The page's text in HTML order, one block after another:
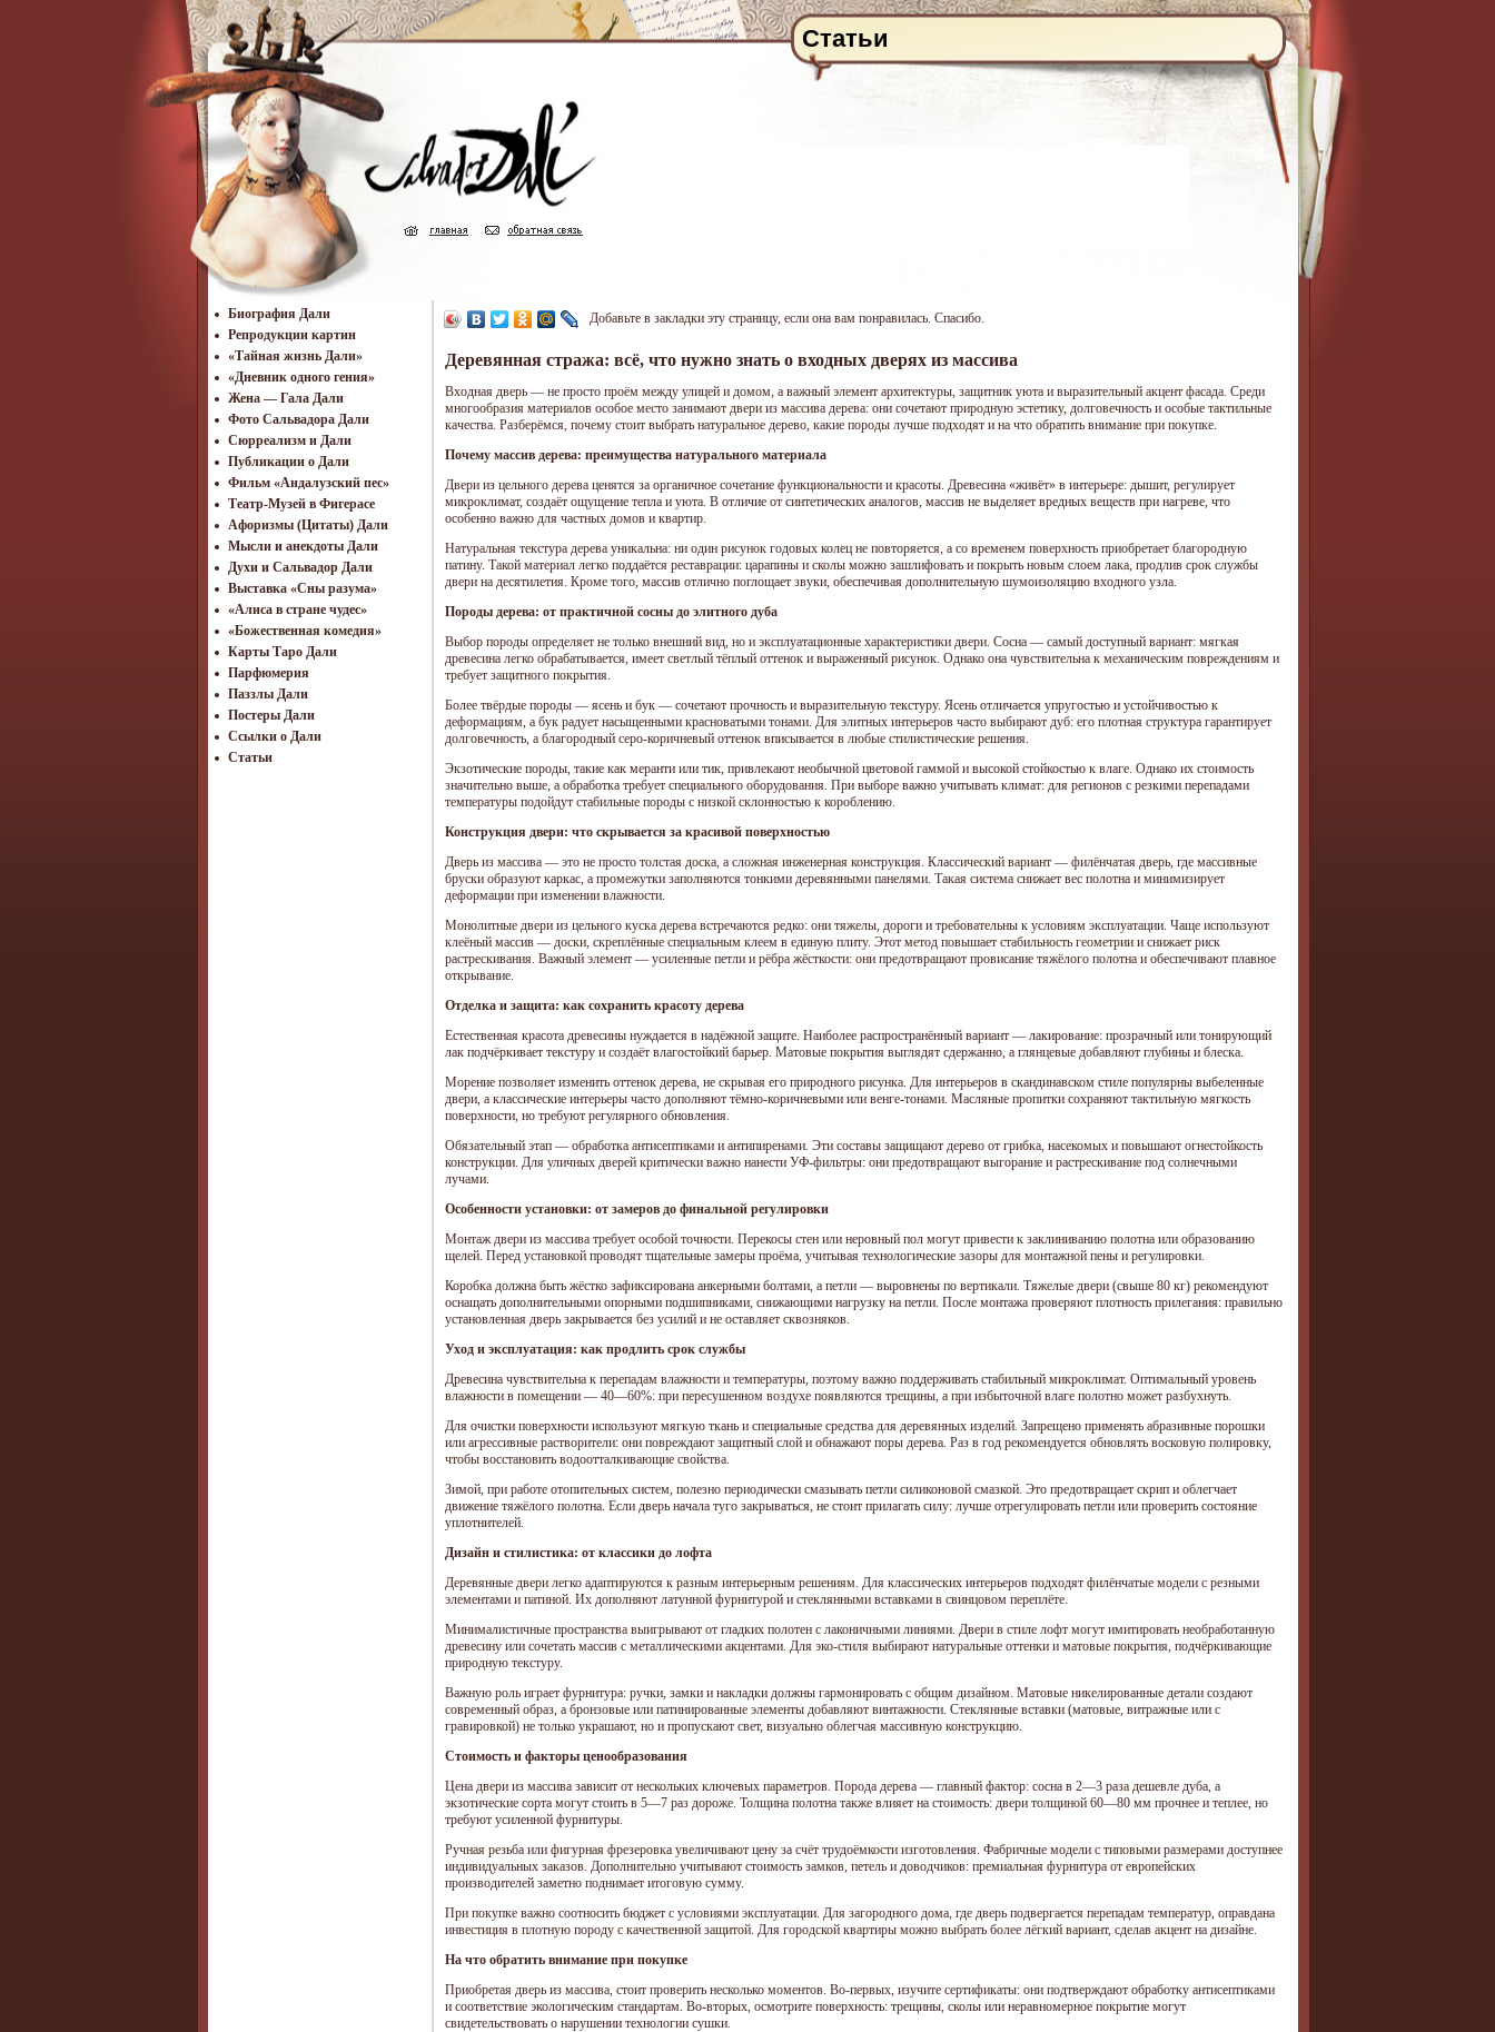
Статьи
Биография Дали
Репродукции картин
«Тайная жизнь Дали»
«Дневник одного гения»
Жена — Гала Дали
Фото Сальвадора Дали
Cюрреализм и Дали
Публикации о Дали
Фильм «Андалузский пес»
Театр-Музей в Фигерасе
Афоризмы (Цитаты) Дали
Мысли и анекдоты Дали
Духи и Сальвадор Дали
Выставка «Сны разума»
«Алиса в стране чудес»
«Божественная комедия»
Карты Таро Дали
Парфюмерия
Паззлы Дали
Постеры Дали
Ссылки о Дали
Статьи
Добавьте в закладки эту страницу, если она вам понравилась. Спасибо.
Деревянная стража: всё, что нужно знать о входных дверях из массива
Входная дверь — не просто проём между улицей и домом, а важный элемент архитектуры, защитник уюта и выразительный акцент фасада. Среди
многообразия материалов особое место занимают двери из массива дерева: они сочетают природную эстетику, долговечность и особые тактильные
качества. Разберёмся, почему стоит выбрать натуральное дерево, какие породы лучше подходят и на что обратить внимание при покупке.
Почему массив дерева: преимущества натурального материала
Двери из цельного дерева ценятся за органичное сочетание функциональности и красоты. Древесина «живёт» в интерьере: дышит, регулирует
микроклимат, создаёт ощущение тепла и уюта. В отличие от синтетических аналогов, массив не выделяет вредных веществ при нагреве, что
особенно важно для частных домов и квартир.
Натуральная текстура дерева уникальна: ни один рисунок годовых колец не повторяется, а со временем поверхность приобретает благородную
патину. Такой материал легко поддаётся реставрации: царапины и сколы можно зашлифовать и покрыть новым слоем лака, продлив срок службы
двери на десятилетия. Кроме того, массив отлично поглощает звуки, обеспечивая дополнительную шумоизоляцию входного узла.
Породы дерева: от практичной сосны до элитного дуба
Выбор породы определяет не только внешний вид, но и эксплуатационные характеристики двери. Сосна — самый доступный вариант: мягкая
древесина легко обрабатывается, имеет светлый тёплый оттенок и выраженный рисунок. Однако она чувствительна к механическим повреждениям и
требует защитного покрытия.
Более твёрдые породы — ясень и бук — сочетают прочность и выразительную текстуру. Ясень отличается упругостью и устойчивостью к
деформациям, а бук радует насыщенными красноватыми тонами. Для элитных интерьеров часто выбирают дуб: его плотная структура гарантирует
долговечность, а благородный серо-коричневый оттенок вписывается в любые стилистические решения.
Экзотические породы, такие как меранти или тик, привлекают необычной цветовой гаммой и высокой стойкостью к влаге. Однако их стоимость
значительно выше, а обработка требует специального оборудования. При выборе важно учитывать климат: для регионов с резкими перепадами
температуры подойдут стабильные породы с низкой склонностью к короблению.
Конструкция двери: что скрывается за красивой поверхностью
Дверь из массива — это не просто толстая доска, а сложная инженерная конструкция. Классический вариант — филёнчатая дверь, где массивные
бруски образуют каркас, а промежутки заполняются тонкими деревянными панелями. Такая система снижает вес полотна и минимизирует
деформации при изменении влажности.
Монолитные двери из цельного куска дерева встречаются редко: они тяжелы, дороги и требовательны к условиям эксплуатации. Чаще используют
клеёный массив — доски, скреплённые специальным клеем в единую плиту. Этот метод повышает стабильность геометрии и снижает риск
растрескивания. Важный элемент — усиленные петли и рёбра жёсткости: они предотвращают провисание тяжёлого полотна и обеспечивают плавное
открывание.
Отделка и защита: как сохранить красоту дерева
Естественная красота древесины нуждается в надёжной защите. Наиболее распространённый вариант — лакирование: прозрачный или тонирующий
лак подчёркивает текстуру и создаёт влагостойкий барьер. Матовые покрытия выглядят сдержанно, а глянцевые добавляют глубины и блеска.
Морение позволяет изменить оттенок дерева, не скрывая его природного рисунка. Для интерьеров в скандинавском стиле популярны выбеленные
двери, а классические интерьеры часто дополняют тёмно-коричневыми или венге-тонами. Масляные пропитки сохраняют тактильную мягкость
поверхности, но требуют регулярного обновления.
Обязательный этап — обработка антисептиками и антипиренами. Эти составы защищают дерево от грибка, насекомых и повышают огнестойкость
конструкции. Для уличных дверей критически важно нанести УФ-фильтры: они предотвращают выгорание и растрескивание под солнечными
лучами.
Особенности установки: от замеров до финальной регулировки
Монтаж двери из массива требует особой точности. Перекосы стен или неровный пол могут привести к заклиниванию полотна или образованию
щелей. Перед установкой проводят тщательные замеры проёма, учитывая технологические зазоры для монтажной пены и регулировки.
Коробка должна быть жёстко зафиксирована анкерными болтами, а петли — выровнены по вертикали. Тяжелые двери (свыше 80 кг) рекомендуют
оснащать дополнительными опорными подшипниками, снижающими нагрузку на петли. После монтажа проверяют плотность прилегания: правильно
установленная дверь закрывается без усилий и не оставляет сквозняков.
Уход и эксплуатация: как продлить срок службы
Древесина чувствительна к перепадам влажности и температуры, поэтому важно поддерживать стабильный микроклимат. Оптимальный уровень
влажности в помещении — 40—60%: при пересушенном воздухе появляются трещины, а при избыточной влаге полотно может разбухнуть.
Для очистки поверхности используют мягкую ткань и специальные средства для деревянных изделий. Запрещено применять абразивные порошки
или агрессивные растворители: они повреждают защитный слой и обнажают поры дерева. Раз в год рекомендуется обновлять восковую полировку,
чтобы восстановить водоотталкивающие свойства.
Зимой, при работе отопительных систем, полезно периодически смазывать петли силиконовой смазкой. Это предотвращает скрип и облегчает
движение тяжёлого полотна. Если дверь начала туго закрываться, не стоит прилагать силу: лучше отрегулировать петли или проверить состояние
уплотнителей.
Дизайн и стилистика: от классики до лофта
Деревянные двери легко адаптируются к разным интерьерным решениям. Для классических интерьеров подходят филёнчатые модели с резными
элементами и патиной. Их дополняют латунной фурнитурой и стеклянными вставками в свинцовом переплёте.
Минималистичные пространства выигрывают от гладких полотен с лаконичными линиями. Двери в стиле лофт могут имитировать необработанную
древесину или сочетать массив с металлическими акцентами. Для эко-стиля выбирают натуральные оттенки и матовые покрытия, подчёркивающие
природную текстуру.
Важную роль играет фурнитура: ручки, замки и накладки должны гармонировать с общим дизайном. Матовые никелированные детали создают
современный образ, а бронзовые или патинированные элементы добавляют винтажности. Стеклянные вставки (матовые, витражные или с
гравировкой) не только украшают, но и пропускают свет, визуально облегчая массивную конструкцию.
Стоимость и факторы ценообразования
Цена двери из массива зависит от нескольких ключевых параметров. Порода дерева — главный фактор: сосна в 2—3 раза дешевле дуба, а
экзотические сорта могут стоить в 5—7 раз дороже. Толщина полотна также влияет на стоимость: двери толщиной 60—80 мм прочнее и теплее, но
требуют усиленной фурнитуры.
Ручная резьба или фигурная фрезеровка увеличивают цену за счёт трудоёмкости изготовления. Фабричные модели с типовыми размерами доступнее
индивидуальных заказов. Дополнительно учитывают стоимость замков, петель и доводчиков: премиальная фурнитура от европейских
производителей заметно поднимает итоговую сумму.
При покупке важно соотносить бюджет с условиями эксплуатации. Для загородного дома, где дверь подвергается перепадам температур, оправдана
инвестиция в плотную породу с качественной защитой. Для городской квартиры можно выбрать более лёгкий вариант, сделав акцент на дизайне.
На что обратить внимание при покупке
Приобретая дверь из массива, стоит проверить несколько моментов. Во-первых, изучите сертификаты: они подтверждают обработку антисептиками
и соответствие экологическим стандартам. Во-вторых, осмотрите поверхность: трещины, сколы или неравномерное покрытие могут
свидетельствовать о нарушении технологии сушки.